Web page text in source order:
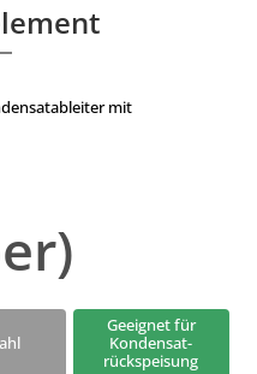
mit Kugelschwimmer
mit Membrankapsel
mit Thermoelement
mit Ventilteller
mit
Geeignet für
Kondensat-
rückspeisung